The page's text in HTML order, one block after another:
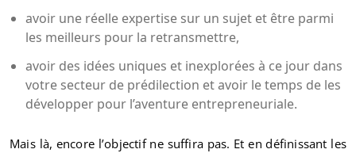
avoir une réelle expertise sur un sujet et être parmi
les meilleurs pour la retransmettre,
avoir des idées uniques et inexplorées à ce jour dans
votre secteur de prédilection et avoir le temps de les
développer pour l’aventure entrepreneuriale.
Mais là, encore l’objectif ne suffira pas. Et en définissant les